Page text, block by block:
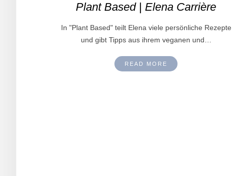
Plant Based | Elena Carrière
In "Plant Based" teilt Elena viele persönliche Rezepte
und gibt Tipps aus ihrem veganen und…
READ MORE